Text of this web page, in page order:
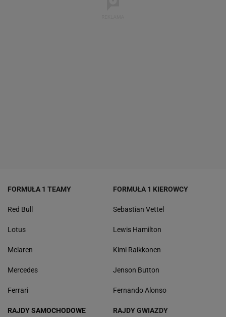
FORMUŁA 1 TEAMY
Red Bull
Lotus
Mclaren
Mercedes
Ferrari
FORMUŁA 1 KIEROWCY
Sebastian Vettel
Lewis Hamilton
Kimi Raikkonen
Jenson Button
Fernando Alonso
RAJDY SAMOCHODOWE RAJDY GWIAZDY